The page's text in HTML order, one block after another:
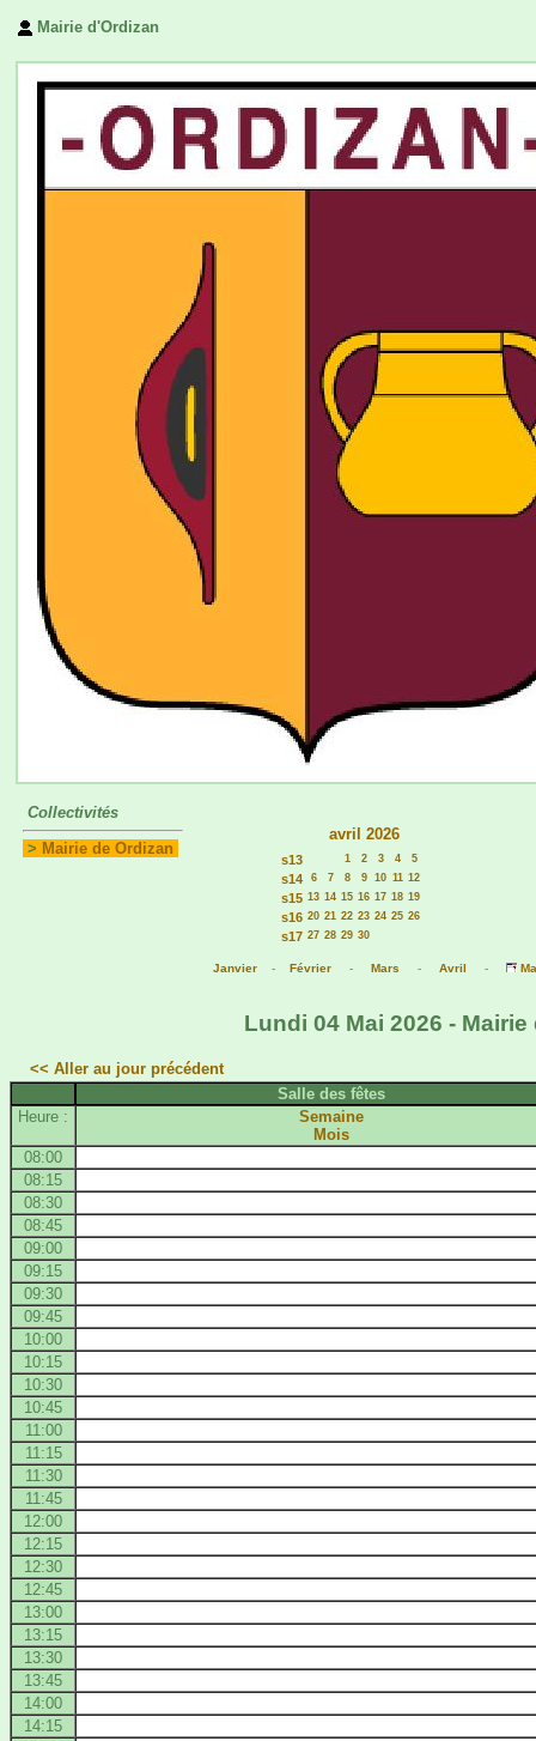
Mairie d'Ordizan
Collectivités
> Mairie de Ordizan
avril 2026
s13 1 2 3 4 5
s14 6 7 8 9 10 11 12
s15 13 14 15 16 17 18 19
s16 20 21 22 23 24 25 26
s17 27 28 29 30
Janvier - Février - Mars - Avril -
Lundi 04 Mai 2026 -
<< Aller au jour précédent
Salle des fêtes
Heure :
Semaine
Mois
08:00
08:15
08:30
08:45
09:00
09:15
09:30
09:45
10:00
10:15
10:30
10:45
11:00
11:15
11:30
11:45
12:00
12:15
12:30
12:45
13:00
13:15
13:30
13:45
14:00
14:15